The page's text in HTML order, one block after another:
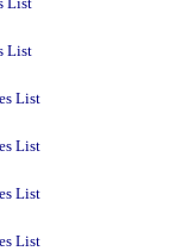
List
List
List
List
List